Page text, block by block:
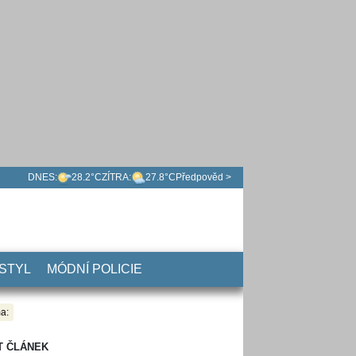
DNES: 28.2°CZÍTRA: 27.8°C Předpověd >
MÓDNÍ POLICIE
ČLÁNEK